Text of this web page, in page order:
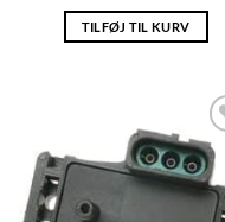
TILFØJ TIL KURV
AJOUTER
À LA
LISTE
D’ENVIES